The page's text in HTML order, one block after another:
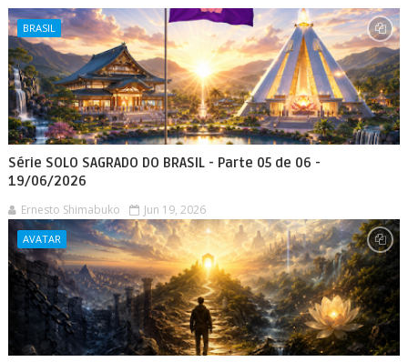
BRASIL
Série SOLO SAGRADO DO BRASIL - Parte 05 de 06 -
19/06/2026
Ernesto Shimabuko Jun 19, 2026
AVATAR